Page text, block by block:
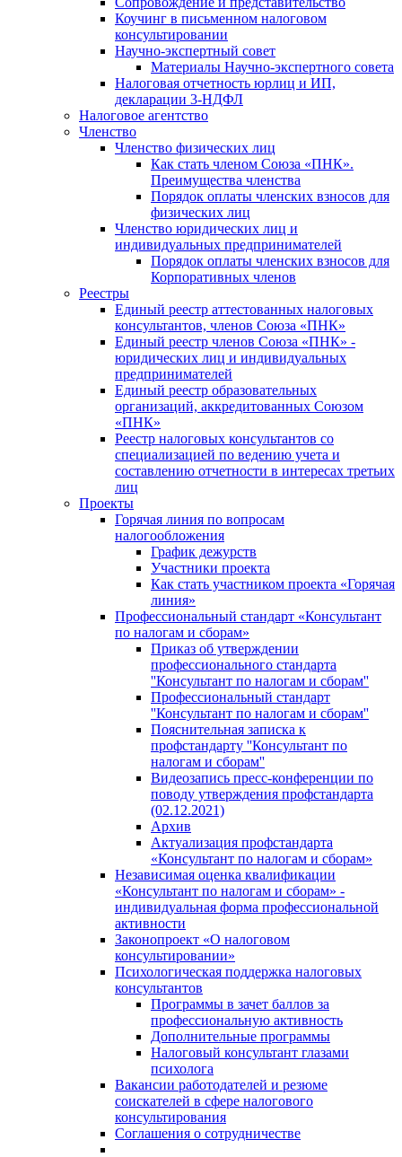
Коучинг в письменном налоговом
консультировании
Научно-экспертный совет
Материалы Научно-экспертного совета
Налоговая отчетность юрлиц и ИП,
декларации 3-НДФЛ
Налоговое агентство
Членство
Членство физических лиц
Как стать членом Союза «ПНК».
Преимущества членства
Порядок оплаты членских взносов для
физических лиц
Членство юридических лиц и
индивидуальных предпринимателей
Порядок оплаты членских взносов для
Корпоративных членов
Реестры
Единый реестр аттестованных налоговых
консультантов, членов Союза «ПНК»
Единый реестр членов Союза «ПНК» -
юридических лиц и индивидуальных
предпринимателей
Единый реестр образовательных
организаций, аккредитованных Союзом
«ПНК»
Реестр налоговых консультантов со
специализацией по ведению учета и
составлению отчетности в интересах третьих
лиц
Проекты
Горячая линия по вопросам
налогообложения
График дежурств
Участники проекта
Как стать участником проекта «Горячая
линия»
Профессиональный стандарт «Консультант
по налогам и сборам»
Приказ об утверждении
профессионального стандарта
''Консультант по налогам и сборам''
Профессиональный стандарт
''Консультант по налогам и сборам''
Пояснительная записка к
профстандарту ''Консультант по
налогам и сборам''
Видеозапись пресс-конференции по
поводу утверждения профстандарта
(02.12.2021)
Архив
Актуализация профстандарта
«Консультант по налогам и сборам»
Независимая оценка квалификации
«Консультант по налогам и сборам» -
индивидуальная форма профессиональной
активности
Законопроект «О налоговом
консультировании»
Психологическая поддержка налоговых
консультантов
Программы в зачет баллов за
профессиональную активность
Дополнительные программы
Налоговый консультант глазами
психолога
Вакансии работодателей и резюме
соискателей в сфере налогового
консультирования
Соглашения о сотрудничестве